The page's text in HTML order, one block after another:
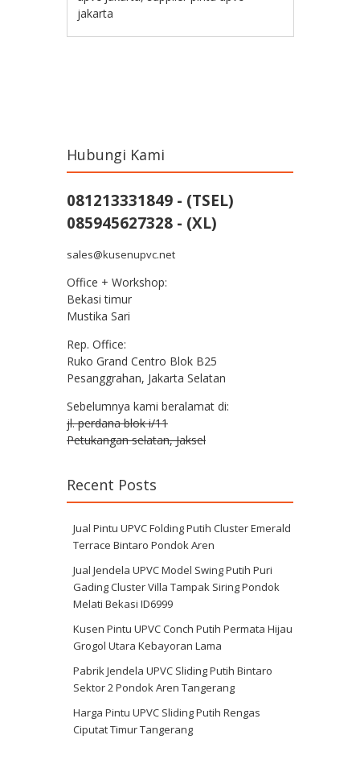
jakarta
Hubungi Kami
081213331849 - (TSEL)
085945627328 - (XL)
sales@kusenupvc.net
Office + Workshop:
Bekasi timur
Mustika Sari
Rep. Office:
Ruko Grand Centro Blok B25
Pesanggrahan, Jakarta Selatan
Sebelumnya kami beralamat di:
jl. perdana blok i/11
Petukangan selatan, Jaksel
Recent Posts
Jual Pintu UPVC Folding Putih Cluster Emerald
Terrace Bintaro Pondok Aren
Jual Jendela UPVC Model Swing Putih Puri
Gading Cluster Villa Tampak Siring Pondok
Melati Bekasi ID6999
Kusen Pintu UPVC Conch Putih Permata Hijau
Grogol Utara Kebayoran Lama
Pabrik Jendela UPVC Sliding Putih Bintaro
Sektor 2 Pondok Aren Tangerang
Harga Pintu UPVC Sliding Putih Rengas
Ciputat Timur Tangerang